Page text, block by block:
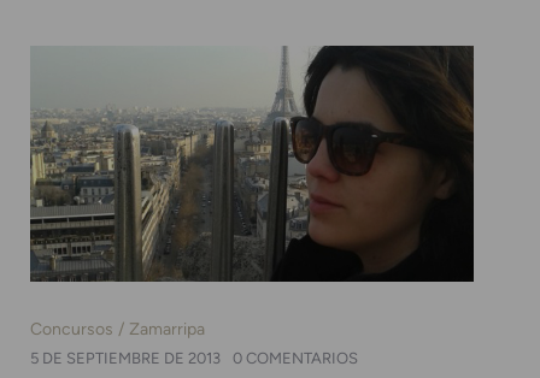
Concursos Zamarripa
5 DE SEPTIEMBRE DE 2013 0 COMENTARIOS